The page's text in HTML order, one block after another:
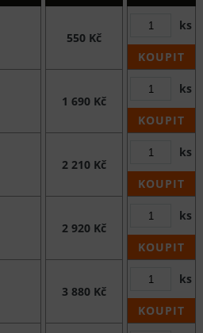
550 Kč
ks
KOUPIT
1 690 Kč
ks
KOUPIT
2 210 Kč
ks
KOUPIT
2 920 Kč
ks
KOUPIT
3 880 Kč
ks
KOUPIT